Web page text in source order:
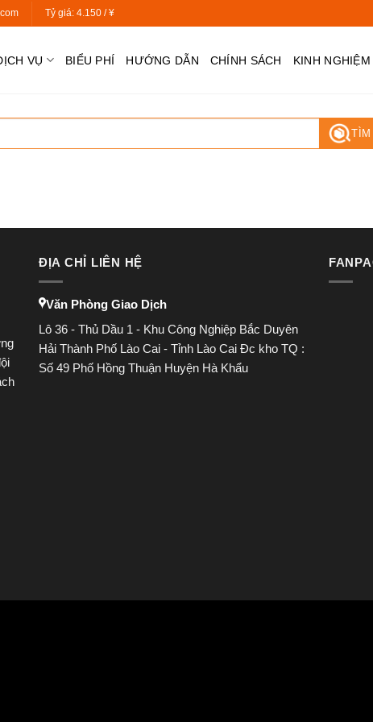
Tỷ giá: 4.150 / ¥
VỤ BIỂU PHÍ HƯỚNG DẪN CHÍNH SÁCH KINH NGHIỆM
TÌM
ĐỊA CHỈ LIÊN HỆ
Văn Phòng Giao Dịch
Lô 36 - Thủ Dầu 1 - Khu Công Nghiệp Bắc Duyên
Hải Thành Phố Lào Cai - Tỉnh Lào Cai Đc kho TQ :
Số 49 Phố Hồng Thuận Huyện Hà Khẩu